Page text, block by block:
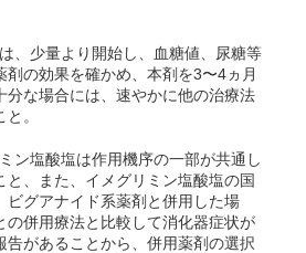
、少量より開始し、血糖値、尿糖等
剤の効果を確かめ、本剤を3〜4ヵ月
分な場合には、速やかに他の治療法
。
ン塩酸塩は作用機序の一部が共通し
と、また、イメグリミン塩酸塩の国
ビグアナイド系薬剤と併用した場
の併用療法と比較して消化器症状が
告があることから、併用薬剤の選択